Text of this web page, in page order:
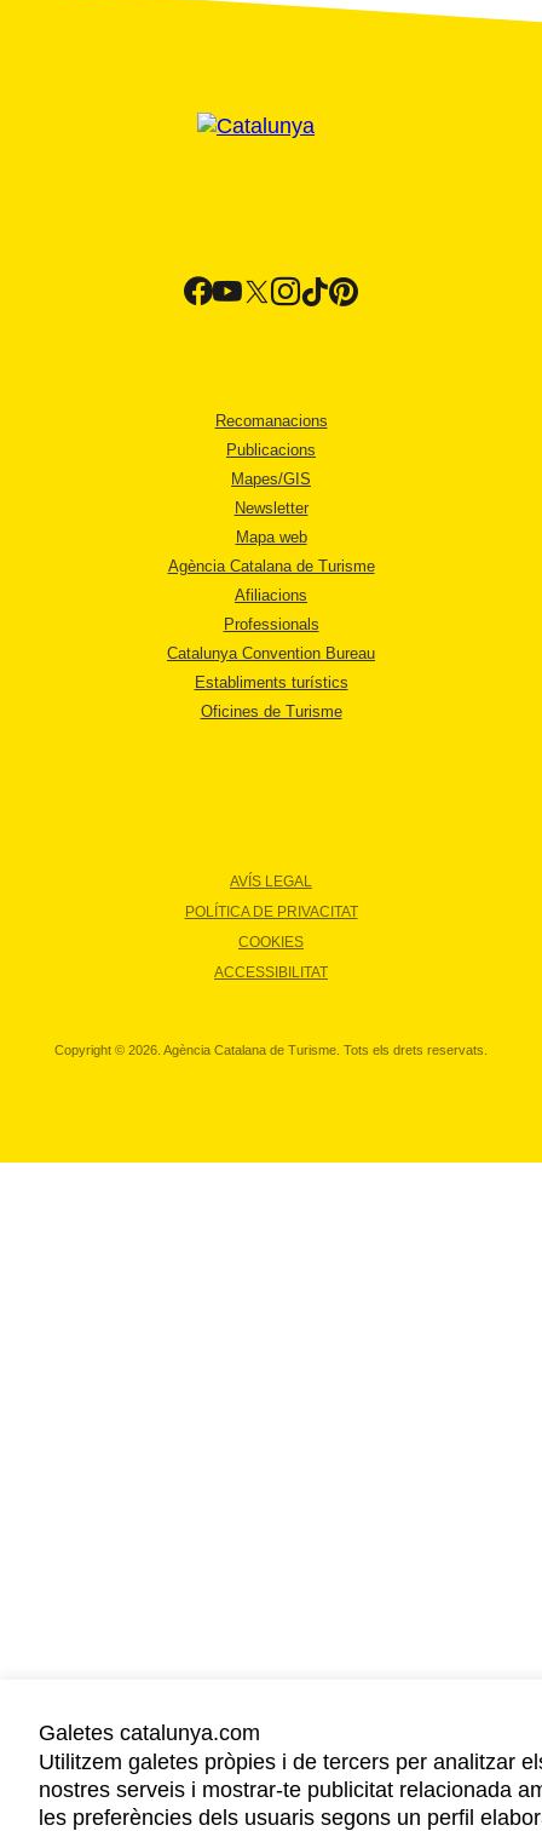
Recomanacions
Publicacions
Mapes/GIS
Newsletter
Mapa web
Agència Catalana de Turisme
Afiliacions
Professionals
Catalunya Convention Bureau
Establiments turístics
Oficines de Turisme
AVÍS LEGAL
POLÍTICA DE PRIVACITAT
COOKIES
ACCESSIBILITAT
Copyright © 2026. Agència Catalana de Turisme. Tots els drets reservats.
Galetes catalunya.com
Utilitzem galetes pròpies i de tercers per analitzar
nostres serveis i mostrar-te publicitat relacionada
les preferències dels usuaris segons un perfil